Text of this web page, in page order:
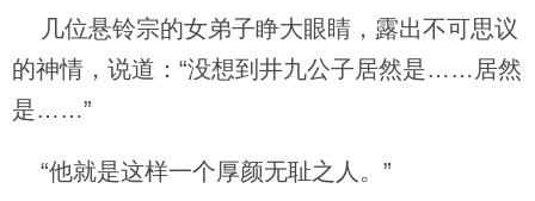
几位悬铃宗的女弟子睁大眼睛，露出不可思议
的神情，说道：“没想到井九公子居然是……居然
是……”
“他就是这样一个厚颜无耻之人。”